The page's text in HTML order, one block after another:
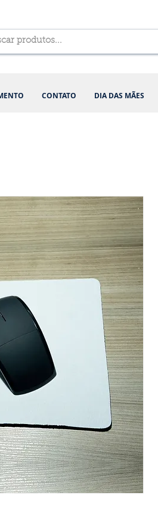
CONTATO DIA DAS MÃES